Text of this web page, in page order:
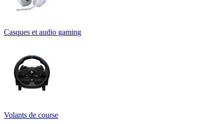
Casques et audio gaming
Volants de course